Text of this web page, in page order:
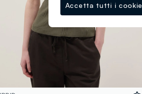
Accetta tutti i cookie